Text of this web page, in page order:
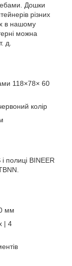
Дошки
різних
в нашому
можна
д.
118×78× 60
колір
полиці BINEER
мм
| 4